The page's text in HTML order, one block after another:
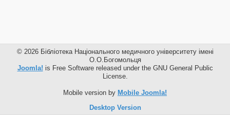
© 2026 Бібліотека Національного медичного університету імені
О.О.Богомольця
Joomla! is Free Software released under the GNU General Public
License.
Mobile version by Mobile Joomla!
Desktop Version